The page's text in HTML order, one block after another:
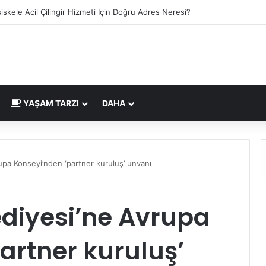
Belgesi İngiltere Pazarı İçin Yeni Uygunluk İşareti
YAŞAM TARZI DAHA
Konseyi’nden ‘partner kuruluş’ unvanı
Avrupa
kuruluş’